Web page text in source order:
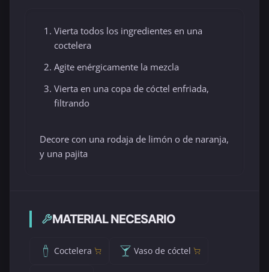
Vierta todos los ingredientes en una
coctelera
Agite enérgicamente la mezcla
Vierta en una copa de cóctel enfriada,
filtrando
Decore con una rodaja de limón o de naranja,
y una pajita
MATERIAL NECESARIO
Coctelera Vaso de cóctel